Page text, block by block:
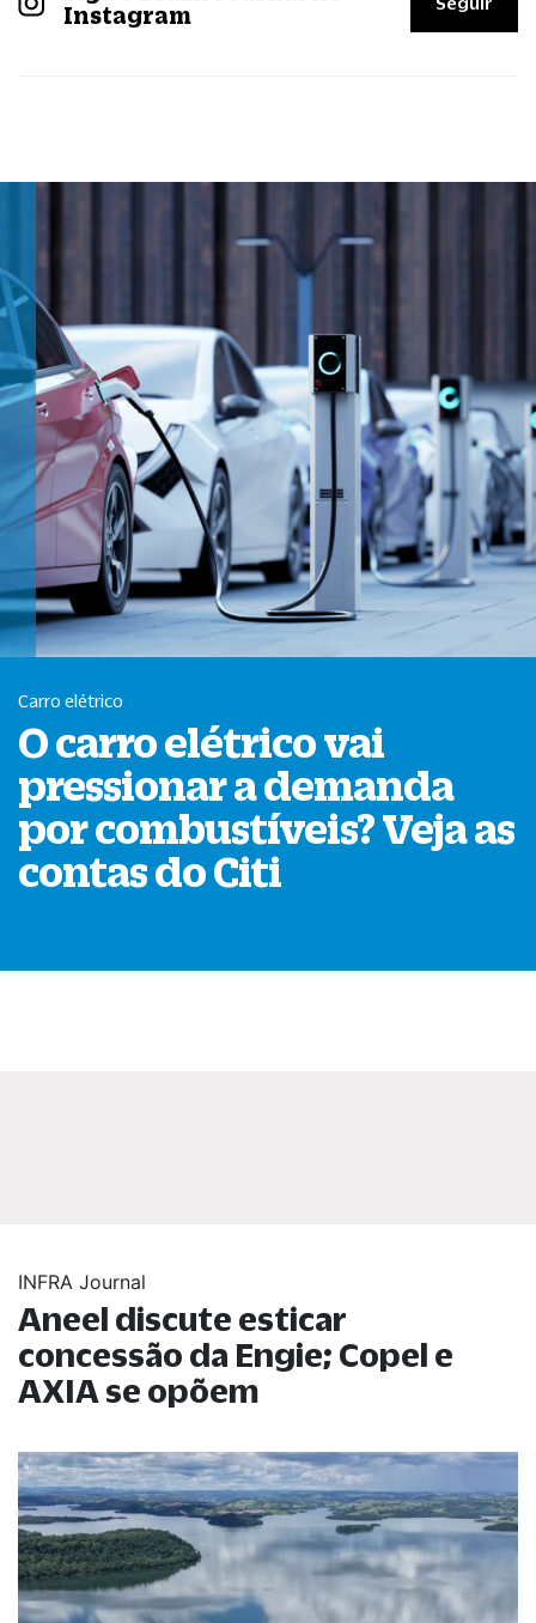
Instagram
Carro elétrico
O carro elétrico vai
pressionar a demanda
por combustíveis? Veja as
contas do Citi
INFRA Journal
Aneel discute esticar
concessão da Engie; Copel e
AXIA se opõem